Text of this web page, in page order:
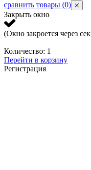
сравнить товары (0)
Закрыть окно
(Окно закроется через
Количество: 1
Перейти в корзину
Регистрация